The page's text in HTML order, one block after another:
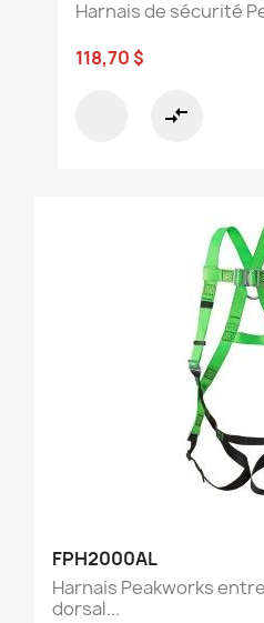
Harnais de sécurité
118,70 $
compare_arrows
FPH2000AL
Harnais Peakworks
dorsal...